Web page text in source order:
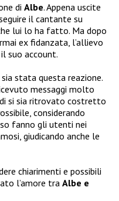
di Albe. Appena uscite
il cantante su
lui lo ha fatto. Ma dopo
ex fidanzata, l’allievo
suo account.
stata questa reazione.
messaggi molto
si sia ritrovato costretto
considerando
fanno gli utenti nei
giudicando anche le
chiarimenti e possibili
l’amore tra Albe e